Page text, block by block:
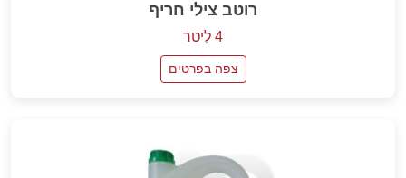
רוטב צילי חריף
4 לִיטר
צפה בפרטים